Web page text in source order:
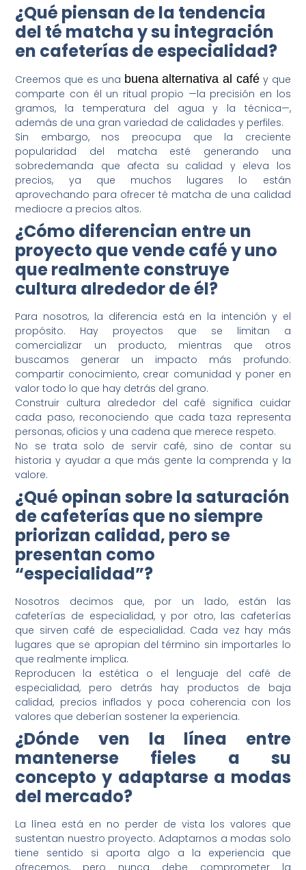
¿Qué piensan de la tendencia
del té matcha y su integración
en cafeterías de especialidad?
Creemos que es una buena alternativa al café y que
comparte con él un ritual propio —la precisión en los
gramos, la temperatura del agua y la técnica—,
además de una gran variedad de calidades y perfiles.
Sin embargo, nos preocupa que la creciente
popularidad del matcha esté generando una
sobredemanda que afecta su calidad y eleva los
precios, ya que muchos lugares lo están
aprovechando para ofrecer té matcha de una calidad
mediocre a precios altos.
¿Cómo diferencian entre un
proyecto que vende café y uno
que realmente construye
cultura alrededor de él?
Para nosotros, la diferencia está en la intención y el
propósito. Hay proyectos que se limitan a
comercializar un producto, mientras que otros
buscamos generar un impacto más profundo:
compartir conocimiento, crear comunidad y poner en
valor todo lo que hay detrás del grano.
Construir cultura alrededor del café significa cuidar
cada paso, reconociendo que cada taza representa
personas, oficios y una cadena que merece respeto.
No se trata solo de servir café, sino de contar su
historia y ayudar a que más gente la comprenda y la
valore.
¿Qué opinan sobre la saturación
de cafeterías que no siempre
priorizan calidad, pero se
presentan como
“especialidad”?
Nosotros decimos que, por un lado, están las
cafeterías de especialidad, y por otro, las cafeterías
que sirven café de especialidad. Cada vez hay más
lugares que se apropian del término sin importarles lo
que realmente implica.
Reproducen la estética o el lenguaje del café de
especialidad, pero detrás hay productos de baja
calidad, precios inflados y poca coherencia con los
valores que deberían sostener la experiencia.
¿Dónde ven la línea entre
mantenerse fieles a su
concepto y adaptarse a modas
del mercado?
La línea está en no perder de vista los valores que
sustentan nuestro proyecto. Adaptarnos a modas solo
tiene sentido si aporta algo a la experiencia que
ofrecemos, pero nunca debe comprometer la